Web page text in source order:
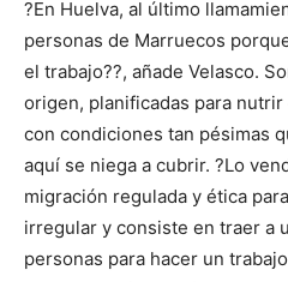
?En Huelva, al último
personas de Marruecos
el trabajo??, añade Velasco.
origen, planificadas para
con condiciones tan pésimas
aquí se niega a cubrir. ?Lo
migración regulada y ética
irregular y consiste en traer a
personas para hacer un